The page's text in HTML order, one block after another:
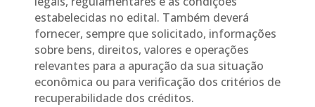
estabelecidas no edital. Também deverá
fornecer, sempre que solicitado, informações
sobre bens, direitos, valores e operações
relevantes para a apuração da sua situação
econômica ou para verificação dos critérios de
recuperabilidade dos créditos.